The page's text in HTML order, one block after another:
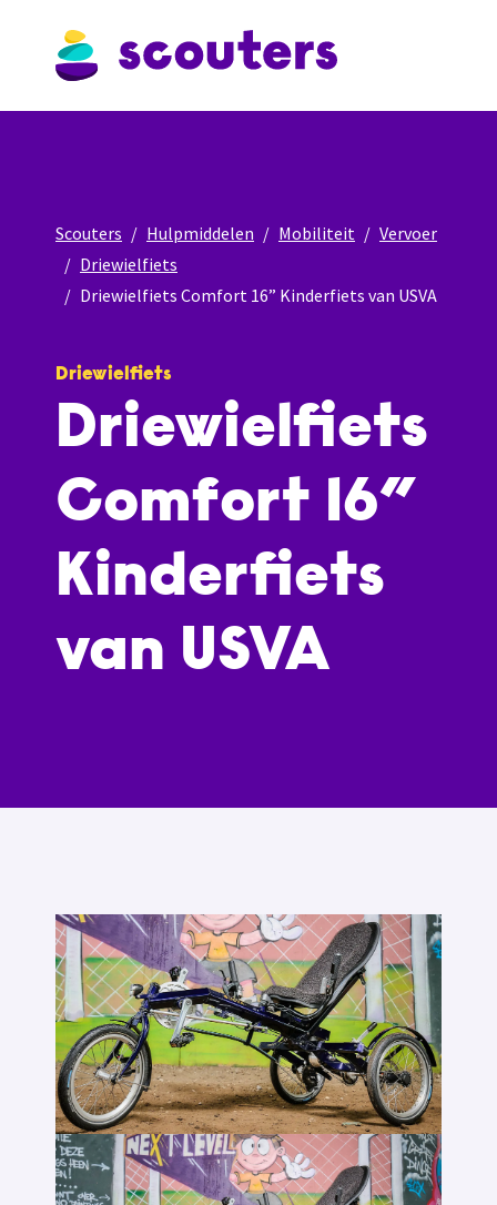
Scouters Hulpmiddelen Mobiliteit
Vervoer
Driewielfiets
Driewielfiets Comfort 16” Kinderfiets van USVA
Driewielfiets
Driewielfiets
Comfort 16”
Kinderfiets
van USVA